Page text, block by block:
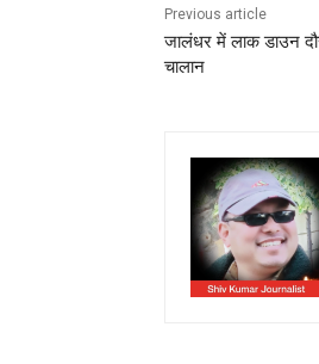
Previous article
जालंधर में लाक डाउन
चालान